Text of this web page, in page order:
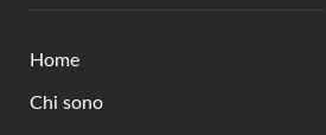
Home
Chi sono